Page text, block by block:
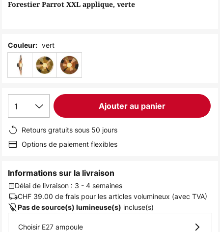
Forestier Parrot XXL applique, verte
Couleur: vert
1 Ajouter au panier
Retours gratuits sous 50 jours
Options de paiement flexibles
Informations sur la livraison
Délai de livraison : 3 - 4 semaines
CHF 39.00 de frais pour les articles volumineux (avec TVA)
Pas de source(s) lumineuse(s) incluse(s)
Choisir E27 ampoule